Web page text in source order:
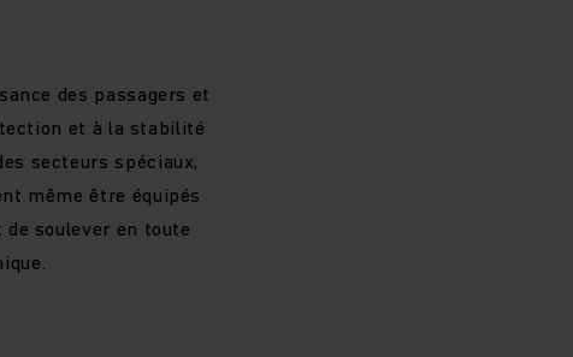
des passagers et
et à la stabilité
secteurs spéciaux,
même être équipés
soulever en toute